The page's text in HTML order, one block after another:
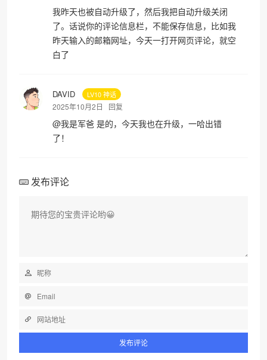
我昨天也被自动升级了，然后我把自动升级关闭
了。话说你的评论信息栏，不能保存信息，比如我
昨天输入的邮箱网址，今天一打开网页评论，就空
白了
DAVID LV10 神话
2025年10月2日 回复
@我是军爸 是的，今天我也在升级，一哈出错
了！
发布评论